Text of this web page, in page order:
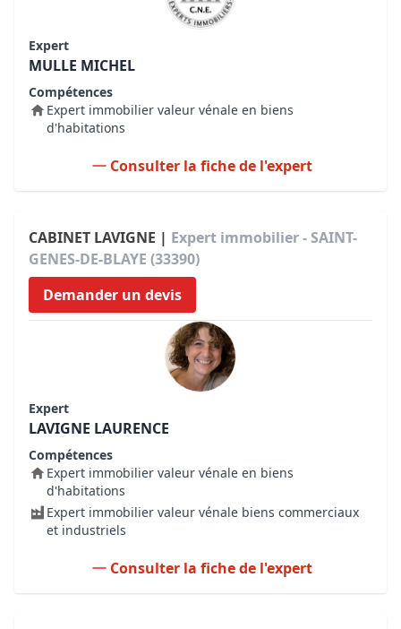
Expert
MULLE MICHEL
Compétences
Expert immobilier valeur vénale en biens
d'habitations
Consulter la fiche de l'expert
CABINET LAVIGNE | Expert immobilier - SAINT-
GENES-DE-BLAYE (33390)
Demander un devis
Expert
LAVIGNE LAURENCE
Compétences
Expert immobilier valeur vénale en biens
d'habitations
Expert immobilier valeur vénale biens commerciaux
et industriels
Consulter la fiche de l'expert